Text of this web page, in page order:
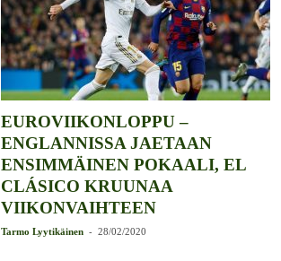
EUROVIIKONLOPPU –
ENGLANNISSA JAETAAN
ENSIMMÄINEN POKAALI, EL
CLÁSICO KRUUNAA
VIIKONVAIHTEEN
Tarmo Lyytikäinen - 28/02/2020